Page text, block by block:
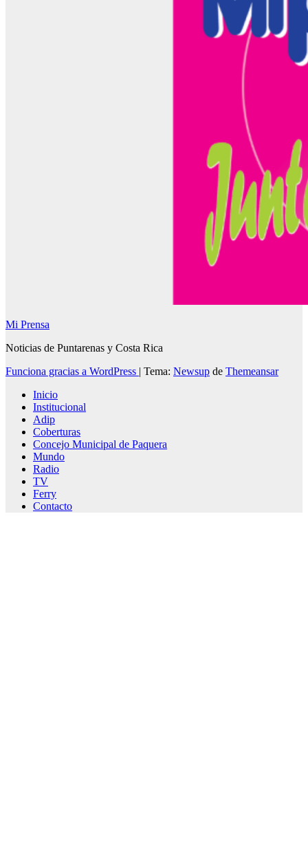
Mi Prensa
Noticias de Puntarenas y Costa Rica
Funciona gracias a WordPress | Tema: Newsup de Themeansar
Inicio
Institucional
Adip
Coberturas
Concejo Municipal de Paquera
Mundo
Radio
TV
Ferry
Contacto